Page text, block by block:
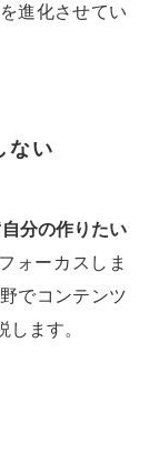
進化させてい
ない
自分の作りたい
ォーカスしま
でコンテンツ
ます。